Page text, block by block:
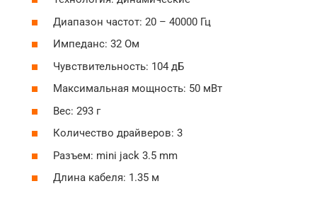
Диапазон частот: 20 – 40000 Гц
Импеданс: 32 Ом
Чувствительность: 104 дБ
Максимальная мощность: 50 мВт
Вес: 293 г
Количество драйверов: 3
Разъем: mini jack 3.5 mm
Длина кабеля: 1.35 м